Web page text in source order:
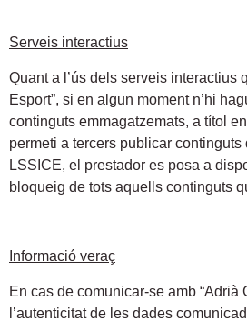
Serveis interactius
Quant a l’ús dels serveis interactius
Esport”, si en algun moment n’hi
continguts emmagatzemats, a títol
permeti a tercers publicar
LSSICE, el prestador es posa a
bloqueig de tots aquells continguts
Informació veraç
En cas de comunicar-se amb
l’autenticitat de les dades